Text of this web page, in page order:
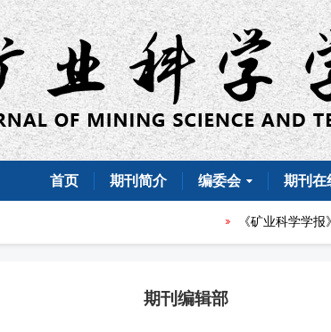
首页 期刊简介 编委会 期刊在
《矿业科学学报》版面
期刊编辑部